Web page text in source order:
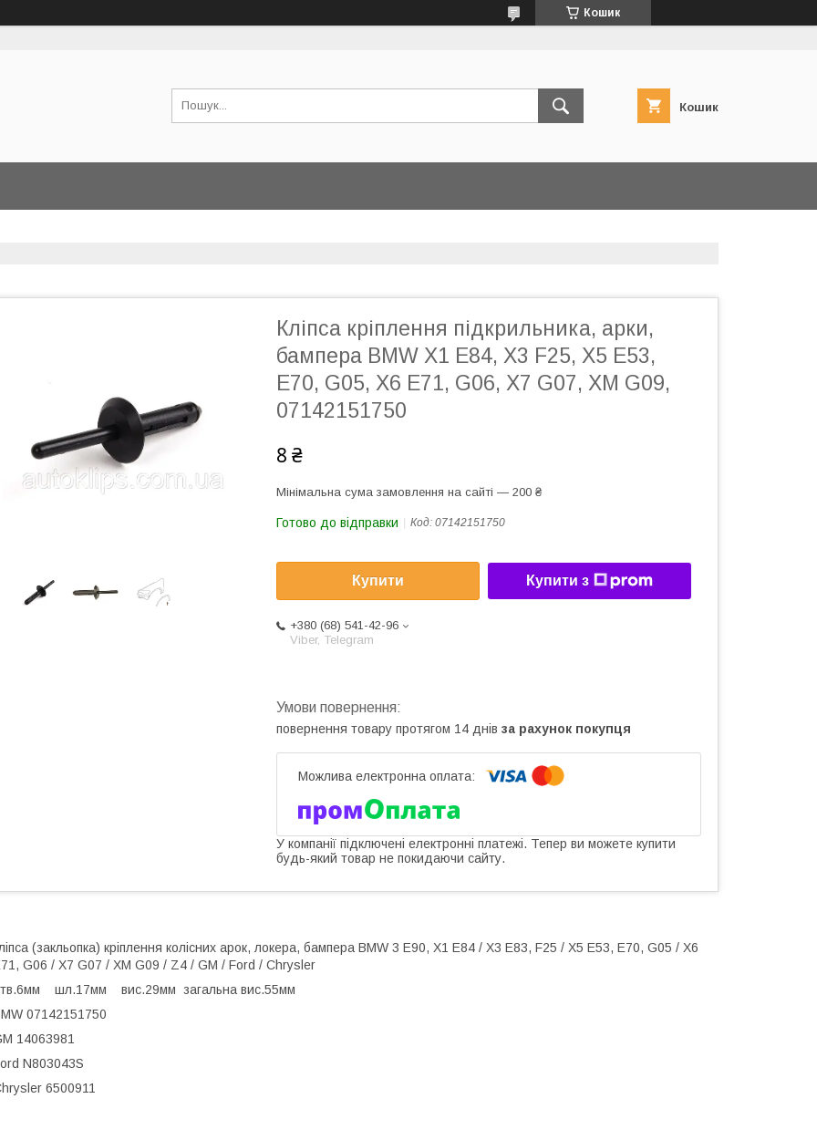
Кошик
Кошик
Кліпса кріплення підкрильника, арки,
бампера BMW X1 E84, X3 F25, X5 E53,
E70, G05, X6 E71, G06, X7 G07, XM G09,
07142151750
8 ₴
Мінімальна сума замовлення на сайті — 200 ₴
Готово до відправки Код: 07142151750
Купити Купити з
+380 (68) 541-42-96
Viber, Telegram
повернення товару протягом 14 днів за рахунок покупця
У компанії підключені електронні платежі. Тепер ви можете купити
будь-який товар не покидаючи сайту.
(закльопка) кріплення колісних арок, локера, бампера BMW 3 E90, X1 E84 / X3 E83, F25 / X5 E53, E70, G05 / X6
G06 / X7 G07 / XM G09 / Z4 / GM / Ford / Chrysler
шл.17мм вис.29мм загальна вис.55мм
07142151750
14063981
N803043S
6500911